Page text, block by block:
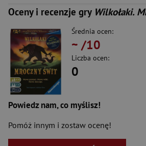
Oceny i recenzje gry Wilkołaki.
Średnia ocen:
~ /10
Liczba ocen:
0
Powiedz nam, co myślisz!
Pomóż innym i zostaw ocenę!